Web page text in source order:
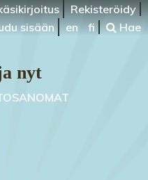
Rekisteröidy
sisään
en fi Hae
nyt